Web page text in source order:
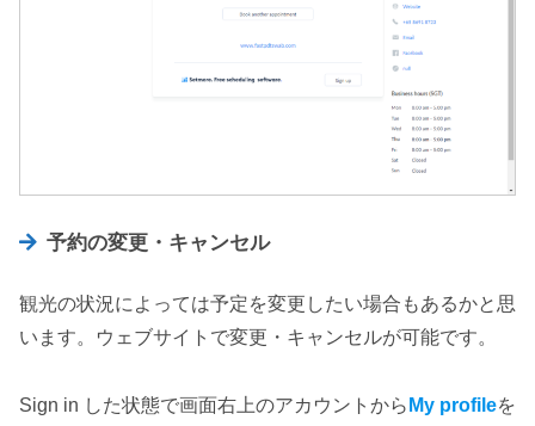
予約の変更・キャンセル
観光の状況によっては予定を変更したい場合もあるかと思
います。ウェブサイトで変更・キャンセルが可能です。
Sign in した状態で画面右上のアカウントから My profileを